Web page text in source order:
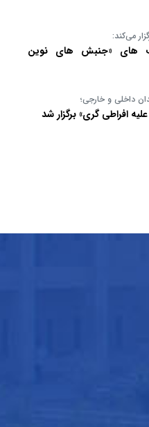
می‌کند:
های «جنبش های نوین
داخلی و خارجی؛
افراطی گری» برگزار شد